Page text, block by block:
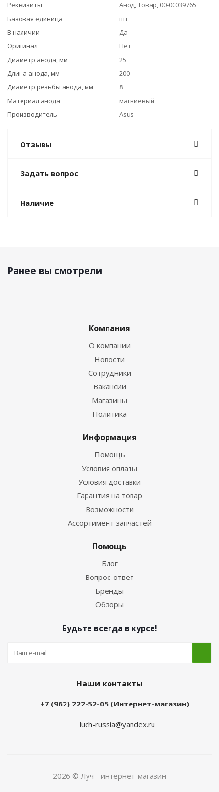
Реквизиты
Анод, Товар, 00-00039765
Базовая единица
шт
В наличии
Да
Оригинал
Нет
Диаметр анода, мм
25
Длина анода, мм
200
Диаметр резьбы анода, мм
8
Материал анода
магниевый
Производитель
Asus
Отзывы
Задать вопрос
Наличие
Ранее вы смотрели
Компания
О компании
Новости
Сотрудники
Вакансии
Магазины
Политика
Информация
Помощь
Условия оплаты
Условия доставки
Гарантия на товар
Возможности
Ассортимент запчастей
Помощь
Блог
Вопрос-ответ
Бренды
Обзоры
Будьте всегда в курсе!
Наши контакты
+7 (962) 222-52-05 (Интернет-магазин)
luch-russia@yandex.ru
2026 © Луч - интернет-магазин